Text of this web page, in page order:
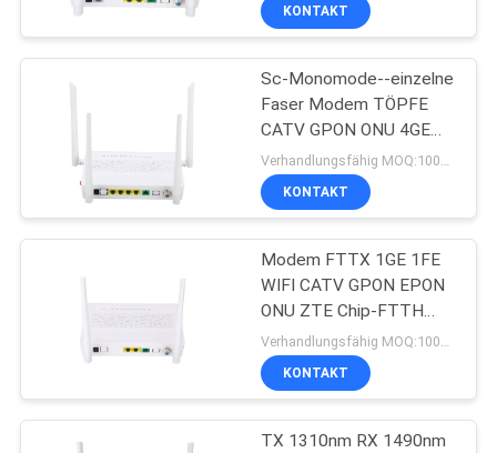
FÄLLE
SITEMAP
DATENSCHUTZRICHTLINIE
KONTAKT
Sc-Monomode--einzelne
Faser Modem TÖPFE
CATV GPON ONU 4GE
2.4G/5G WIFI
Verhandlungsfähig MOQ:100PCS
KONTAKT
Modem FTTX 1GE 1FE
WIFI CATV GPON EPON
ONU ZTE Chip-FTTH
ONU
KONTAKT
TX 1310nm RX 1490nm